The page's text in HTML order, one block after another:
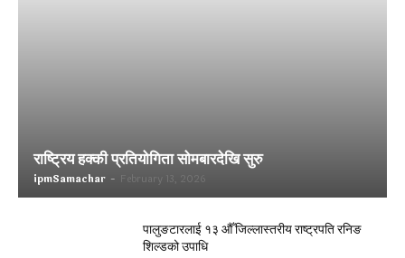
राष्ट्रिय हक्की प्रतियोगिता सोमबारदेखि सुरु
ipmSamachar - February 13, 2026
पालुङटारलाई १३ औँ जिल्लास्तरीय राष्ट्रपति रनिङ
शिल्डको उपाधि